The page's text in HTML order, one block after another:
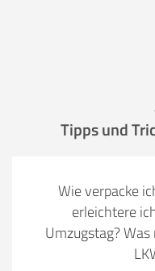
Tipps und
Wie verpacke
erleichtere
Umzugstag?